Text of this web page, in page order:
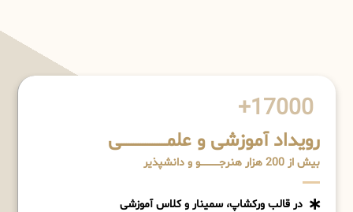
17000+
رویداد آموزشی و علمـــــــــــــــــــی
بیش از 200 هزار هنرجــــــــــــو و دانشپذیر
در قالب ورکشاپ، سمینار و کلاس آموزشی